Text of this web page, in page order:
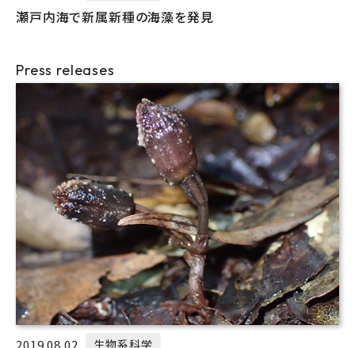
瀬戸内海で新属新種の海藻を発見
Press releases
2019.08.02 生物系科学